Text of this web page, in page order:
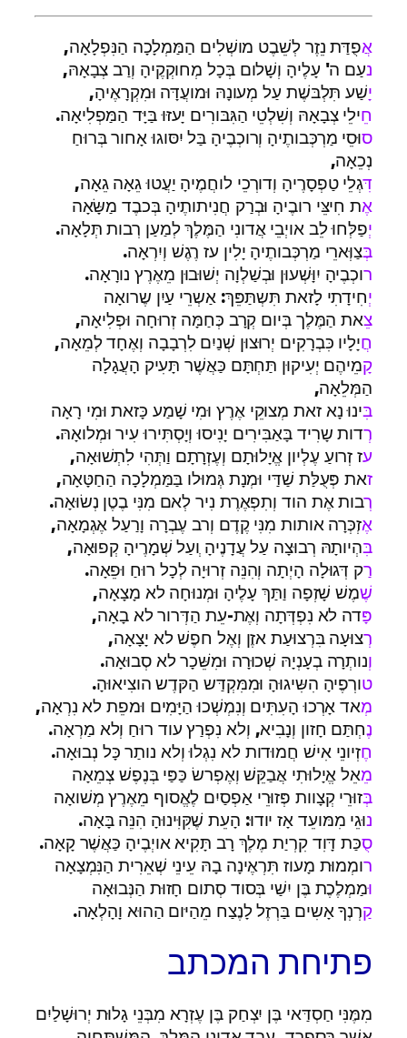
אֲפֻדַּת נֵזֶר לְשֵׁבֶט מושְׁלִים הַמַּמְלָכָה הַנִּפְלָאָה,
נעַם ה' עָלֶיהָ וְשָׁלום בְּכָל מְחוקְקֶיהָ וְרַב צְבָאָהּ,
יָשַׁע תִּלְבּשֶׁת עַל מְעונָהּ וּמועֲדָּה וּמִקְרָאֶיהָ,
חילֵי צְבָאָהּ וְשִׁלְטֵי הַגִּבּורִים יָעזּוּ בַּיָּד הַמַּפְלִיאָה.
סוּסֵי מַרְכְּבותֶיהָ וְרוכְבֶיהָ בַּל יִסּוגוּ אָחור בְּרוּחַ
נְכֵאָה,
דגְלֵי טַפְסָרֶיהָ וְדורְכֵי לוחֲמֶיהָ יַעֲטוּ גֵאָה גֵאָה,
אֶת חִיצֵּי רובֶיהָ וּבְרַק חֲנִיתותֶיהָ בְּכבֶד מַשָּׂאָה
יְפַלְּחוּ לֵב אויְבֵי אֲדונִי הַמֶּלֶךְ לְמַעַן רְבות תְּלָאָה.
בְּצַוְּארֵי מַרְכְּבותֶיהָ יָלִין עז רֶגֶשׁ וְיִרְאָה.
רוכְבֶיהָ יִוָּשְׁעוּן וּבְשַׁלְוָה יְשׁוּבוּן מֵאֶרֶץ נורָאָה.
יְחִידָתִי לָזאת תִּשְתַּפֵּךְ: אַשְרֵי עַיִן שֶרואָה
צֵאת הַמֶּלֶך בְּיום קְרָב כְּחַמָּה זְרוּחָה וּפְלִיאָה,
חֲיָלָיו כִּבְרָקִים יְרוּצוּן שְׁנַיִם לִרְבָבָה וְאֶחָד לְמֵאָה,
קָמֵיהֶם יְעִיקוּן תַּחְתָּם כַּאֲשֶׁר תָּעִיק הָעֲגָלָה
הַמְּלֵאָה,
בִּינוּ נָא זאת מְצוּקֵי אֶרֶץ וּמִי שָׁמַע כָּזאת וּמִי רָאָה
רְדות שָרִיד בָּאַבִּירִים יָנִיסוּ וְיָסְתִּירוּ עִיר וּמְלואָהּ.
עז זְרועַ עֶלְיון אֱיָלוּתָם וְעֶזְרָתָם וַתְּהִי לִתְשׁוּאָה,
זאת פְּעֻלַּת שַׁדַּי וּמְנָת גְּמוּלו בַּמַּמְלָכָה הַחַטָּאָה,
רְבות אֶת הוד וְתִפְאֶרֶת נִיר לְאם מִנִּי בֶטֶן נְשׂוּאָה.
אֶזְכְּרָה אותות מִנִּי קֶדֶם וְרב עֶבְרָה וָרַעַל אֶגְמָאָה,
בִּהְיותָהּ רְבוּצָה עַל עֲדָנֶיהָ ְועַל שְׁמָרֶיהָ קְפוּאָה,
רַק דְּגוּלָה הָיְתָה וְהִנֵּה זְרוּיָה לְכָל רוּחַ וּפֵאָה.
שֶׁמֶשׁ שָׁזְפָה וַתַּךְ עָלֶיהָ וּמְנוּחָה לא מָצָאָה,
פָּדה לא נִפְדְּתָה וְאֶת-עֵת הַדְּרור לא בָאָה,
רְצוּעָה בִּרְצוּעַת אזֶן וְאֶל חפֶשׁ לא יָצָאָה,
ונותְרָה בְעָנְיָהּ שְׁכוּרָה וּמִשֵּׁכָר לא סְבוּאָה.
טורְפֶיהָ הִשִּיגוּהָ וּמִמִּקְדַּש הַקּדֶש הוצִיאוּהָ.
מְאד אָרְכוּ הָעִתִּים וְנִמְשְׁכוּ הַיָּמִים וּמפֵת לא נִרְאָה,
נֶחְתַּם חָזון וְנָבִיא, וְלא נִפְרַץ עוד רוּחַ וְלא מַרְאָה.
חֶזְיונֵי אִישׁ חֲמוּדות לא נִגְלוּ וְלא נותַר כָּל נְבוּאָה.
מֵאֵל אֱיָלוּתִי אֲבַקֵּשׁ וְאֶפְרשׂ כַּפַּי בְּנֶפֶשׁ צְמֵאָה
בְּזוּרֵי קְצָוות פְּזוּרֵי אַפְסַיִם לֶאֱסוף מֵאֶרֶץ מְשׁואָה
נוּגֵי מִמּועֵד אָז יודוּ: הָעֵת שֶׁקִּוִּינוּהָ הִנֵּה בָּאָה.
סֻכַּת דָּוִד קִרְיַת מֶלֶךְ רָב תָּקִיא אויְבֶיהָ כַּאֲשֶׁר קָאָה.
רומְמוּת מָעוז תִּרְאֶינָה בָהּ עֵינֵי שְׁאֵרִית הַנִּמְצָאָה
וּמַמְלֶכֶת בֶּן יִשַׁי בְּסוד סְתום חָזוּת הַנְּבוּאָה
קַרְנְךָ אָשִים בַּרְזֶל לָנֶצַח מֵהַיּום הַהוּא וָהָלְאָה.
פתיחת המכתב
מִמֶּנִּי חַסְדַּאי בֶּן יִצְחַק בֶּן עֶזְרָא מִבְּנֵי גָלוּת יְרוּשָׁלַיִם